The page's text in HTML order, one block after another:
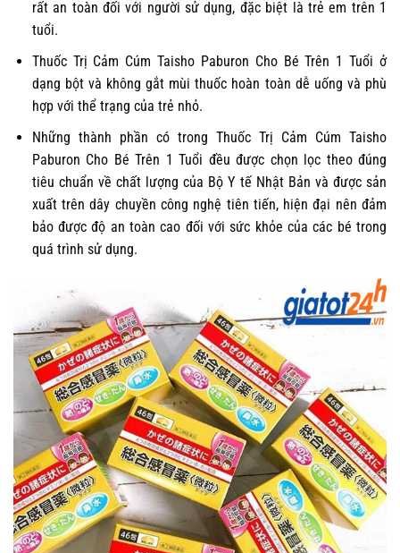
rất an toàn đối với người sử dụng, đặc biệt là trẻ em trên 1
tuổi.
Thuốc Trị Cảm Cúm Taisho Paburon Cho Bé Trên 1 Tuổi ở
dạng bột và không gắt mùi thuốc hoàn toàn dễ uống và phù
hợp với thể trạng của trẻ nhỏ.
Những thành phần có trong Thuốc Trị Cảm Cúm Taisho
Paburon Cho Bé Trên 1 Tuổi đều được chọn lọc theo đúng
tiêu chuẩn về chất lượng của Bộ Y tế Nhật Bản và được sản
xuất trên dây chuyền công nghệ tiên tiến, hiện đại nên đảm
bảo được độ an toàn cao đối với sức khỏe của các bé trong
quá trình sử dụng.